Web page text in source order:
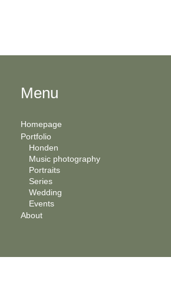
Menu
Homepage
Portfolio
Honden
Music photography
Portraits
Series
Wedding
Events
About